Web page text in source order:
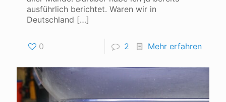
ausführlich berichtet. Waren wir in
Deutschland […]
0 2 Mehr erfahren